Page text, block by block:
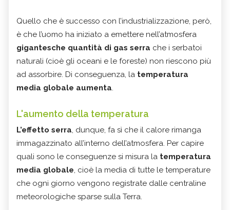
Quello che è successo con l’industrializzazione, però,
è che l’uomo ha iniziato a emettere nell’atmosfera
gigantesche quantità di gas serra che i serbatoi
naturali (cioè gli oceani e le foreste) non riescono più
ad assorbire. Di conseguenza, la temperatura
media globale aumenta.
L'aumento della temperatura
L’effetto serra, dunque, fa sì che il calore rimanga
immagazzinato all’interno dell’atmosfera. Per capire
quali sono le conseguenze si misura la temperatura
media globale, cioè la media di tutte le temperature
che ogni giorno vengono registrate dalle centraline
meteorologiche sparse sulla Terra.